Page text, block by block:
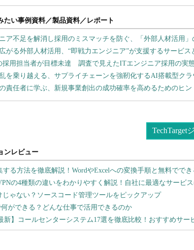
たい事例資料／製品資料／レポート
ア不足を解消し採用のミスマッチを防ぐ、「外部人材活用」
がる外部人材活用、“即戦力エンジニア”が支援するサービス
採用担当者が目標未達 調査で見えたITエンジニア採用の実
を乗り越える、サプライチェーンを強靭化するAI搭載型クラ
責任者に学ぶ、新規事業創出の成功確率を高めるためのヒン
TechTarget
する方法を徹底解説！WordやExcelへの変換手順と無料でで
の4種類の違いをわかりやすく解説！自社に最適なサービ
じゃない？ソースコード管理ツールをピックアップ
何ができる？どんな仕事で活用できるのか
最新】コールセンターシステム17選を徹底比較！おすすめサ